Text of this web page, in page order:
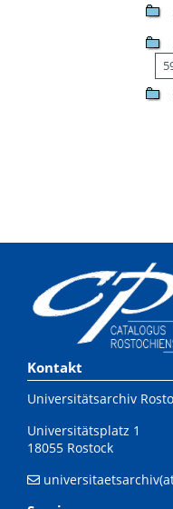
Kontakt
Universitätsarchiv
Universitätsplatz 1
18055 Rostock